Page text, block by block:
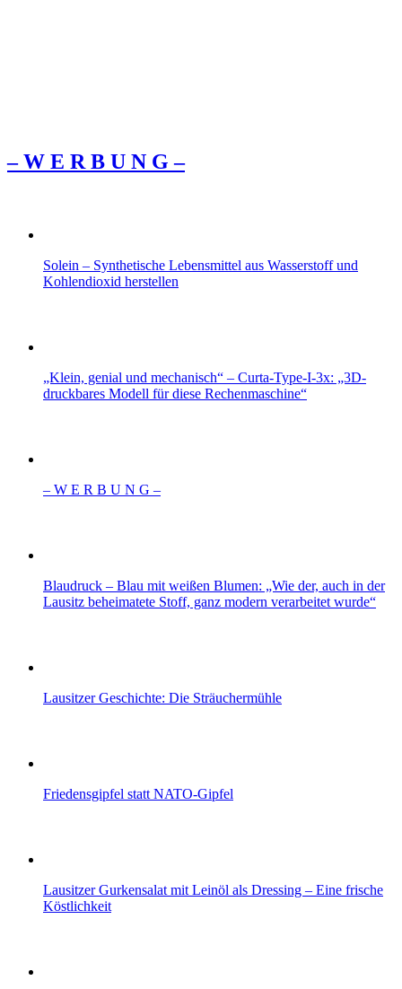
– W Ε R Β U Ν G –
Solein – Synthetische Lebensmittel aus Wasserstoff und
Kohlendioxid herstellen
„Klein, genial und mechanisch“ – Curta-Type-I-3x: „3D-
druckbares Modell für diese Rechenmaschine“
– W Ε R Β U Ν G –
Blaudruck – Blau mit weißen Blumen: „Wie der, auch in der
Lausitz beheimatete Stoff, ganz modern verarbeitet wurde“
Lausitzer Geschichte: Die Sträuchermühle
Friedensgipfel statt NATO-Gipfel
Lausitzer Gurkensalat mit Leinöl als Dressing – Eine frische
Köstlichkeit